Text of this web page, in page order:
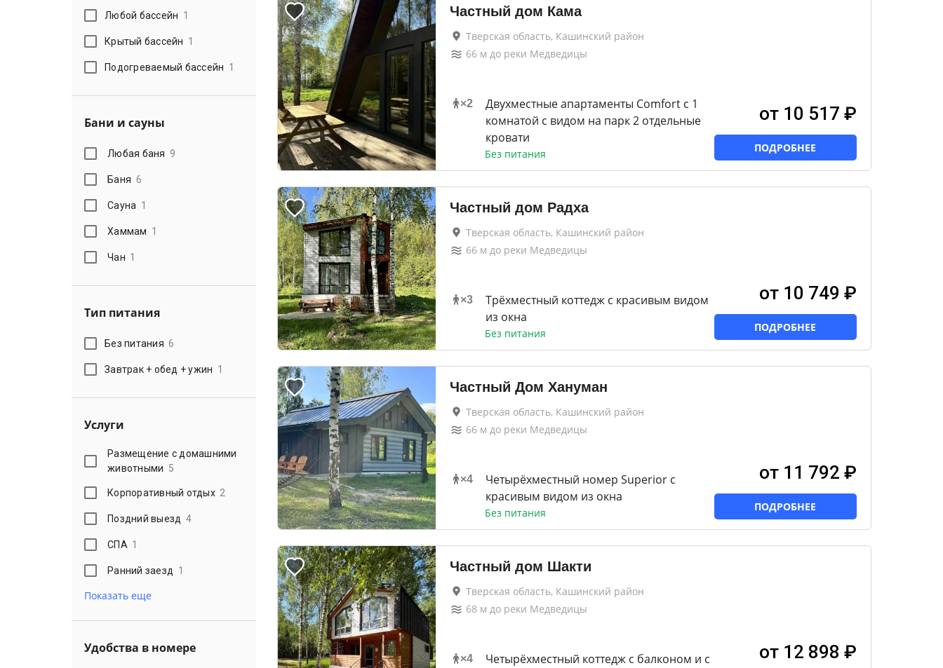
Любой бассейн 1
Крытый бассейн 1
Подогреваемый бассейн 1
Бани и сауны
Любая баня 9
Баня 6
Сауна 1
Хаммам 1
Чан 1
Тип питания
Без питания 6
Завтрак + обед + ужин 1
Услуги
Размещение с домашними
животными 5
Корпоративный отдых 2
Поздний выезд 4
СПА 1
Ранний заезд 1
Показать еще
Удобства в номере
Частный дом Кама
Тверская область, Кашинский район
66м до реки Медведицы
×2
Двухместные апартаменты Comfort c 1
комнатой с видом на парк 2 отдельные
кровати
Без питания
от 10 517 ₽
ПОДРОБНЕЕ
Частный дом Радха
Тверская область, Кашинский район
66м до реки Медведицы
×3
Трёхместный коттедж с красивым видом
из окна
Без питания
от 10 749 ₽
ПОДРОБНЕЕ
Частный Дом Хануман
Тверская область, Кашинский район
66м до реки Медведицы
×4
Четырёхместный номер Superior с
красивым видом из окна
Без питания
от 11 792 ₽
ПОДРОБНЕЕ
Частный дом Шакти
Тверская область, Кашинский район
68 м до реки Медведицы
×4
Четырёхместный коттедж с балконом и с
от 12 898 ₽